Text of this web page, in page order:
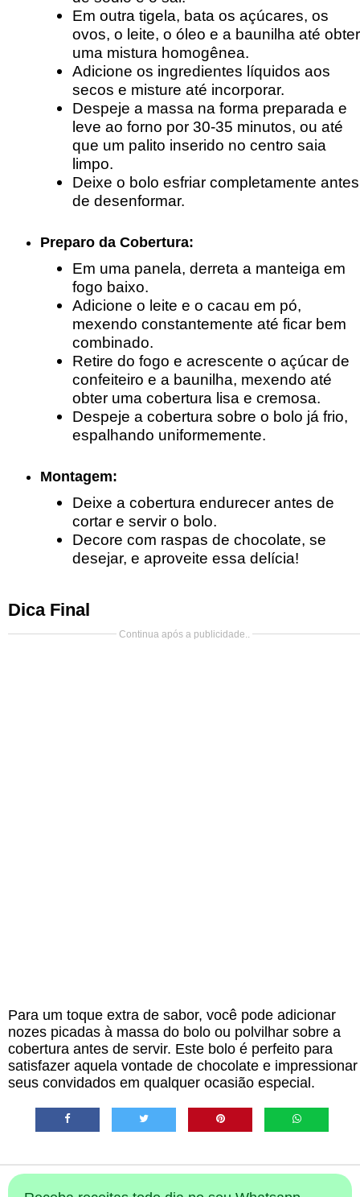
Em outra tigela, bata os açúcares, os
ovos, o leite, o óleo e a baunilha até obter
uma mistura homogênea.
Adicione os ingredientes líquidos aos
secos e misture até incorporar.
Despeje a massa na forma preparada e
leve ao forno por 30-35 minutos, ou até
que um palito inserido no centro saia
limpo.
Deixe o bolo esfriar completamente antes
de desenformar.
Preparo da Cobertura:
Em uma panela, derreta a manteiga em
fogo baixo.
Adicione o leite e o cacau em pó,
mexendo constantemente até ficar bem
combinado.
Retire do fogo e acrescente o açúcar de
confeiteiro e a baunilha, mexendo até
obter uma cobertura lisa e cremosa.
Despeje a cobertura sobre o bolo já frio,
espalhando uniformemente.
Montagem:
Deixe a cobertura endurecer antes de
cortar e servir o bolo.
Decore com raspas de chocolate, se
desejar, e aproveite essa delícia!
Dica Final
Continua após a publicidade..
Para um toque extra de sabor, você pode adicionar
nozes picadas à massa do bolo ou polvilhar sobre a
cobertura antes de servir. Este bolo é perfeito para
satisfazer aquela vontade de chocolate e impressionar
seus convidados em qualquer ocasião especial.